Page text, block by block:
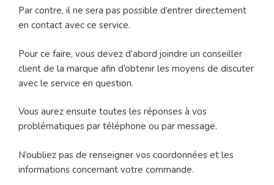
Par contre, il ne sera pas possible d’entrer directement
en contact avec ce service.
Pour ce faire, vous devez d’abord joindre un conseiller
client de la marque afin d’obtenir les moyens de discuter
avec le service en question.
Vous aurez ensuite toutes les réponses à vos
problématiques par téléphone ou par message.
N’oubliez pas de renseigner vos coordonnées et les
informations concernant votre commande.